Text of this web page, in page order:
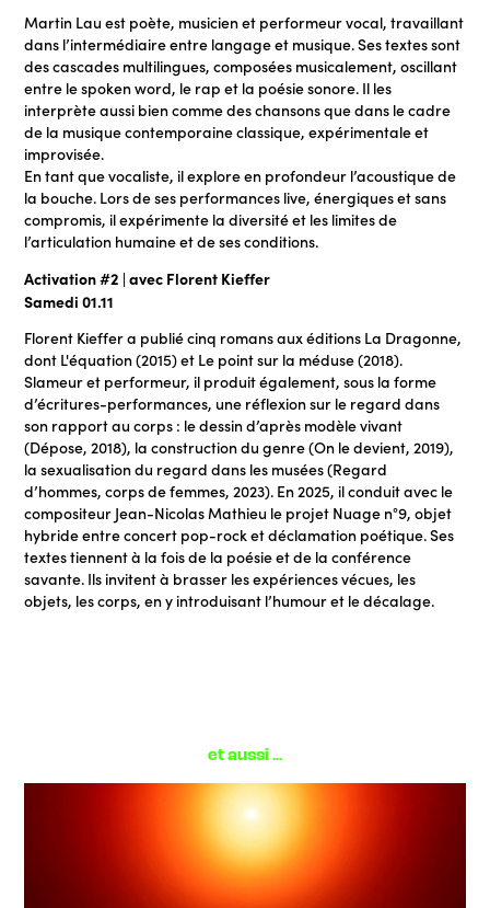
Martin Lau est poète, musicien et performeur vocal, travaillant
dans l’intermédiaire entre langage et musique. Ses textes sont
des cascades multilingues, composées musicalement, oscillant
entre le spoken word, le rap et la poésie sonore. Il les
interprète aussi bien comme des chansons que dans le cadre
de la musique contemporaine classique, expérimentale et
improvisée.
En tant que vocaliste, il explore en profondeur l’acoustique de
la bouche. Lors de ses performances live, énergiques et sans
compromis, il expérimente la diversité et les limites de
l’articulation humaine et de ses conditions.
Activation #2 | avec Florent Kieffer
Samedi 01.11
Florent Kieffer a publié cinq romans aux éditions La Dragonne,
dont L'équation (2015) et Le point sur la méduse (2018).
Slameur et performeur, il produit également, sous la forme
d’écritures-performances, une réflexion sur le regard dans
son rapport au corps : le dessin d’après modèle vivant
(Dépose, 2018), la construction du genre (On le devient, 2019),
la sexualisation du regard dans les musées (Regard
d’hommes, corps de femmes, 2023). En 2025, il conduit avec le
compositeur Jean-Nicolas Mathieu le projet Nuage n°9, objet
hybride entre concert pop-rock et déclamation poétique. Ses
textes tiennent à la fois de la poésie et de la conférence
savante. Ils invitent à brasser les expériences vécues, les
objets, les corps, en y introduisant l’humour et le décalage.
et aussi ...